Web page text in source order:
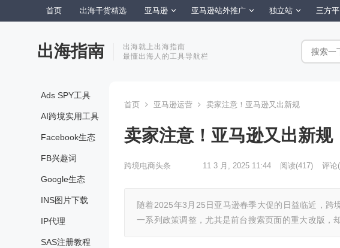
首页 出海干货精选 亚马逊 亚马逊站外推广 独立站 三方
出海指南
出海就上出海指南
最懂出海人的工具导航栏
Ads SPY工具
AI跨境实用工具
Facebook生态
FB兴趣词
Google生态
INS图片下载
IP代理
SAS注册教程
首页 亚马逊运营 卖家注意！亚马逊又出新规
卖家注意！亚马逊又出新规
跨境电商头条 11 3 月, 2025 11:44 阅读(417) 评论
随着2025年3月25日亚马逊春季大促的日益临近，跨
一系列政策调整，尤其是前台搜索页面的重大改版，